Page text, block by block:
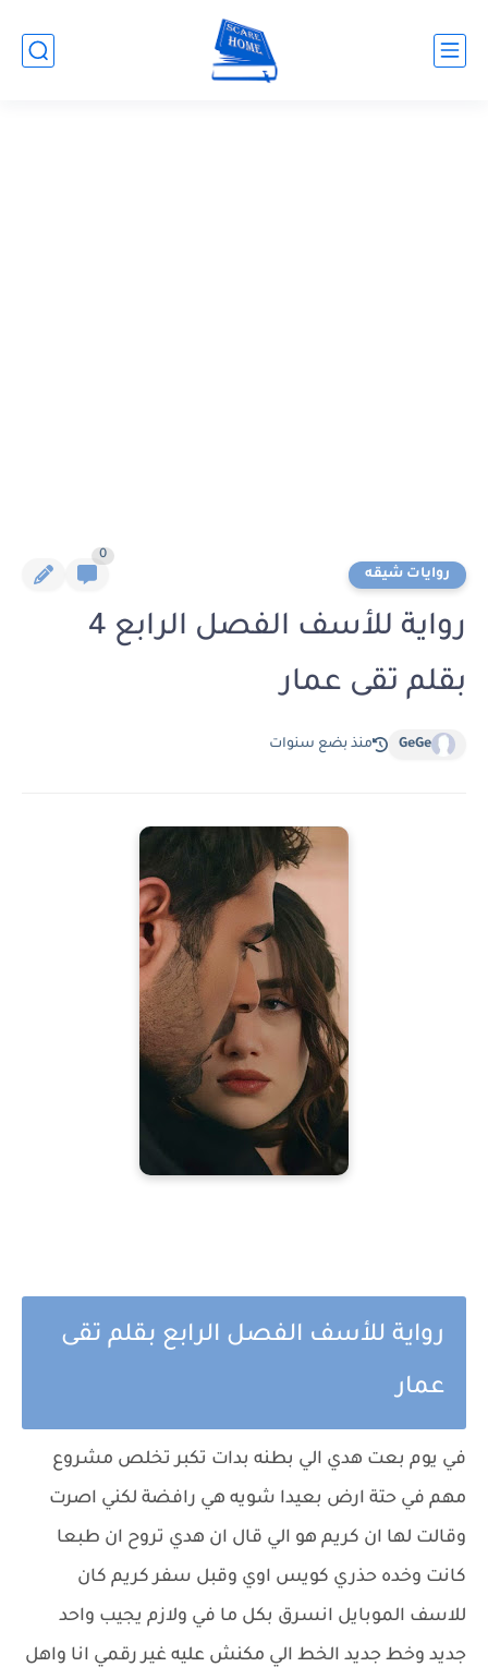
روايات شيقه
0
رواية للأسف الفصل الرابع 4
بقلم تقى عمار
GeGe منذ بضع سنوات
رواية للأسف الفصل الرابع بقلم تقى
عمار
في يوم بعت هدي الي بطنه بدات تكبر تخلص مشروع
مهم في حتة ارض بعيدا شويه هي رافضة لكني اصرت
وقالت لها ان كريم هو الي قال ان هدي تروح ان طبعا
كانت وخده حذري كويس اوي وقبل سفر كريم كان
للاسف الموبايل انسرق بكل ما في ولازم يجيب واحد
جديد وخط جديد الخط الي مكنش عليه غير رقمي انا واهل